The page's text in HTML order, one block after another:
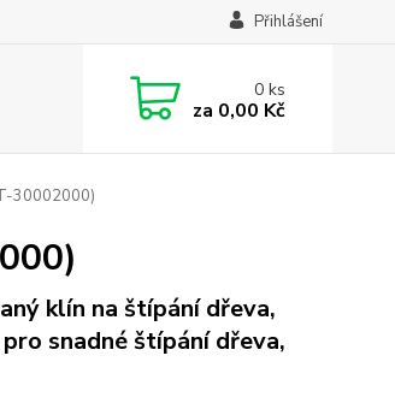
Přihlášení
0ks
za 0,00 Kč
30002000)
klín na štípání dřeva,
snadné štípání dřeva,